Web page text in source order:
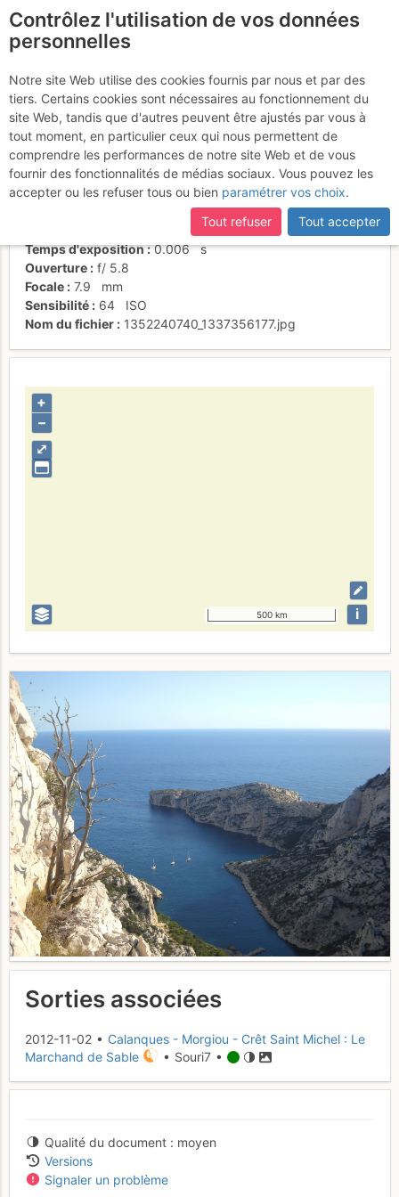
Et la vue, du relai
Activités
Date/heure
2 nov. 2012 15:46
Contributeur
Souri7
individuel (CC by-nc-nd)
NIKON COOLPIX L19
Temps d'exposition
0.006 s
Ouverture
f/ 5.8
Focale
7.9
mm
Sensibilité
64
ISO
Nom du fichier
1352240740_1337356177.jpg
⤢
+
–
500 km i
Sorties associées
2012-11-02 • Calanques - Morgiou - Crêt Saint Michel : Le
Marchand de Sable
• Souri7 •
Qualité du document
moyen
Versions
Signaler un problème
Contrôlez l'utilisation de vos données
personnelles
Notre site Web utilise des cookies fournis par nous et par des
tiers. Certains cookies sont nécessaires au fonctionnement du
site Web, tandis que d'autres peuvent être ajustés par vous à
tout moment, en particulier ceux qui nous permettent de
comprendre les performances de notre site Web et de vous
fournir des fonctionnalités de médias sociaux. Vous pouvez les
accepter ou les refuser tous ou bien paramétrer vos choix.
Tout refuser
Tout accepter